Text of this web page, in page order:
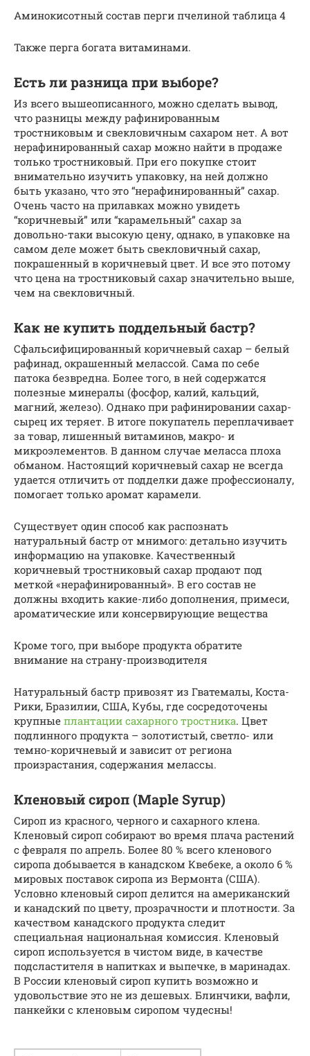
Аминокисотный состав перги пчелиной таблица 4
Также перга богата витаминами.
Есть ли разница при выборе?
Из всего вышеописанного, можно сделать вывод,
что разницы между рафинированным
тростниковым и свекловичным сахаром нет. А вот
нерафинированный сахар можно найти в продаже
только тростниковый. При его покупке стоит
внимательно изучить упаковку, на ней должно
быть указано, что это “нерафинированный” сахар.
Очень часто на прилавках можно увидеть
“коричневый” или “карамельный” сахар за
довольно-таки высокую цену, однако, в упаковке на
самом деле может быть свекловичный сахар,
покрашенный в коричневый цвет. И все это потому
что цена на тростниковый сахар значительно выше,
чем на свекловичный.
Как не купить поддельный бастр?
Сфальсифицированный коричневый сахар – белый
рафинад, окрашенный мелассой. Сама по себе
патока безвредна. Более того, в ней содержатся
полезные минералы (фосфор, калий, кальций,
магний, железо). Однако при рафинировании сахар-
сырец их теряет. В итоге покупатель переплачивает
за товар, лишенный витаминов, макро- и
микроэлементов. В данном случае меласса плоха
обманом. Настоящий коричневый сахар не всегда
удается отличить от подделки даже профессионалу,
помогает только аромат карамели.
Существует один способ как распознать
натуральный бастр от мнимого: детально изучить
информацию на упаковке. Качественный
коричневый тростниковый сахар продают под
меткой «нерафинированный». В его состав не
должны входить какие-либо дополнения, примеси,
ароматические или консервирующие вещества
Кроме того, при выборе продукта обратите
внимание на страну-производителя
Натуральный бастр привозят из Гватемалы, Коста-
Рики, Бразилии, США, Кубы, где сосредоточены
крупные плантации сахарного тростника. Цвет
подлинного продукта – золотистый, светло- или
темно-коричневый и зависит от региона
произрастания, содержания мелассы.
Кленовый сироп (Maple Syrup)
Сироп из красного, черного и сахарного клена.
Кленовый сироп собирают во время плача растений
с февраля по апрель. Более 80 % всего кленового
сиропа добывается в канадском Квебеке, а около 6 %
мировых поставок сиропа из Вермонта (США).
Условно кленовый сироп делится на американский
и канадский по цвету, прозрачности и плотности. За
качеством канадского продукта следит
специальная национальная комиссия. Кленовый
сироп используется в чистом виде, в качестве
подсластителя в напитках и выпечке, в маринадах.
В России кленовый сироп купить возможно и
удовольствие это не из дешевых. Блинчики, вафли,
панкейки с кленовым сиропом чудесны!